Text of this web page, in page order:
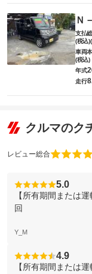
Ｎ
支払
(税込
車両
(税込)
年式
走行
クルマのク
レビュー総合
5.0
【所有期間または
Y_M
4.9
【所有期間または